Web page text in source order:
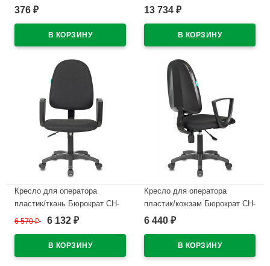
Бюрократ с карм.
376 ₽
608 черный
13 734 ₽
Кресло для оператора
пластик/ткань Бюрократ CH-
1300N черный
6 570₽ 6 132 ₽
Кресло для оператора
пластик/кожзам Бюрократ CH-
1300N черный
6 440 ₽